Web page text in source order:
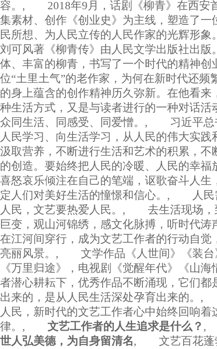
容。, 2018年9月，话剧《柳青》在西安
集素材、创作《创业史》为主线，塑造了一
民所想、为人民立传的人民作家的光辉
刘可风著《柳青传》由人民文学出版社出版
体、丰富的柳青，书写了一个时代的精
位“土里土气”的老作家，为何在新时代还频
的身上蕴含的创作精神历久弥新。在他看来
种生活方式，又是与读者进行的一种对话活
众同生活、同感受、同爱憎。, 习近平总
人民学习、向生活学习，从人民的伟大实践
汲取营养，不断进行生活和艺术的积累，不
的创造。要始终把人民的冷暖、人民的幸福
喜怒哀乐倾注在自己的笔端，讴歌奋斗人生
定人们对美好生活的憧憬和信心。, 人民
人民，文艺要热爱人民。, 去生活现场，
巨变，观山河锦绣，感文化脉搏，听时代涛
在江河间穿行，成为文艺工作者的行动自觉
亮丽风景。, 文学作品《人世间》《装台
《万里归途》，电视剧《觉醒年代》《山
者潜心耕耘下，优秀作品不断涌现，它们都
出来的，是从人民生活深处孕育出来的
人民，新时代的文艺工作者心中始终回响着
律。, 文艺工作者的人生追求是什么？
世人弘美德，为自身留清名, 文艺百花蓬